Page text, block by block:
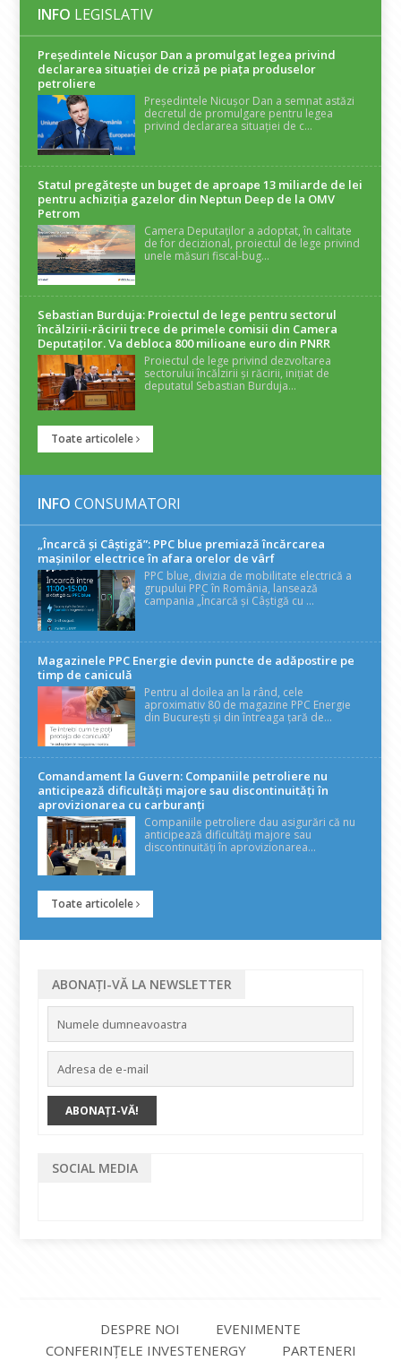
INFO LEGISLATIV
Președintele Nicuşor Dan a promulgat legea privind
declararea situaţiei de criză pe piaţa produselor
petroliere
Președintele Nicușor Dan a semnat astăzi
decretul de promulgare pentru legea
privind declararea situației de c...
Statul pregătește un buget de aproape 13 miliarde de lei
pentru achiziția gazelor din Neptun Deep de la OMV
Petrom
Camera Deputaților a adoptat, în calitate
de for decizional, proiectul de lege privind
unele măsuri fiscal-bug...
Sebastian Burduja: Proiectul de lege pentru sectorul
încălzirii-răcirii trece de primele comisii din Camera
Deputaților. Va debloca 800 milioane euro din PNRR
Proiectul de lege privind dezvoltarea
sectorului încălzirii și răcirii, inițiat de
deputatul Sebastian Burduja...
Toate articolele
INFO CONSUMATORI
„Încarcă și Câștigă”: PPC blue premiază încărcarea
mașinilor electrice în afara orelor de vârf
PPC blue, divizia de mobilitate electrică a
grupului PPC în România, lansează
campania „Încarcă și Câștigă cu ...
Magazinele PPC Energie devin puncte de adăpostire pe
timp de caniculă
Pentru al doilea an la rând, cele
aproximativ 80 de magazine PPC Energie
din București și din întreaga țară de...
Comandament la Guvern: Companiile petroliere nu
anticipează dificultăți majore sau discontinuități în
aprovizionarea cu carburanți
Companiile petroliere dau asigurări că nu
anticipează dificultăți majore sau
discontinuități în aprovizionarea...
Toate articolele
ABONAȚI-VĂ LA NEWSLETTER
SOCIAL MEDIA
DESPRE NOI
EVENIMENTE
CONFERINȚELE INVESTENERGY
PARTENERI